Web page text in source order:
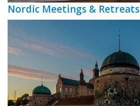
Nordic Meetings & Retreats